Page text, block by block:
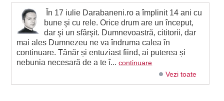
În 17 iulie Darabaneni.ro a împlinit 14 ani cu
bune şi cu rele. Orice drum are un început,
dar şi un sfârşit. Dumnevoastră, cititorii, dar
mai ales Dumnezeu ne va îndruma calea în
continuare. Tânăr și entuziast fiind, ai puterea și
nebunia necesară de a te î...continuare
Vezi toate